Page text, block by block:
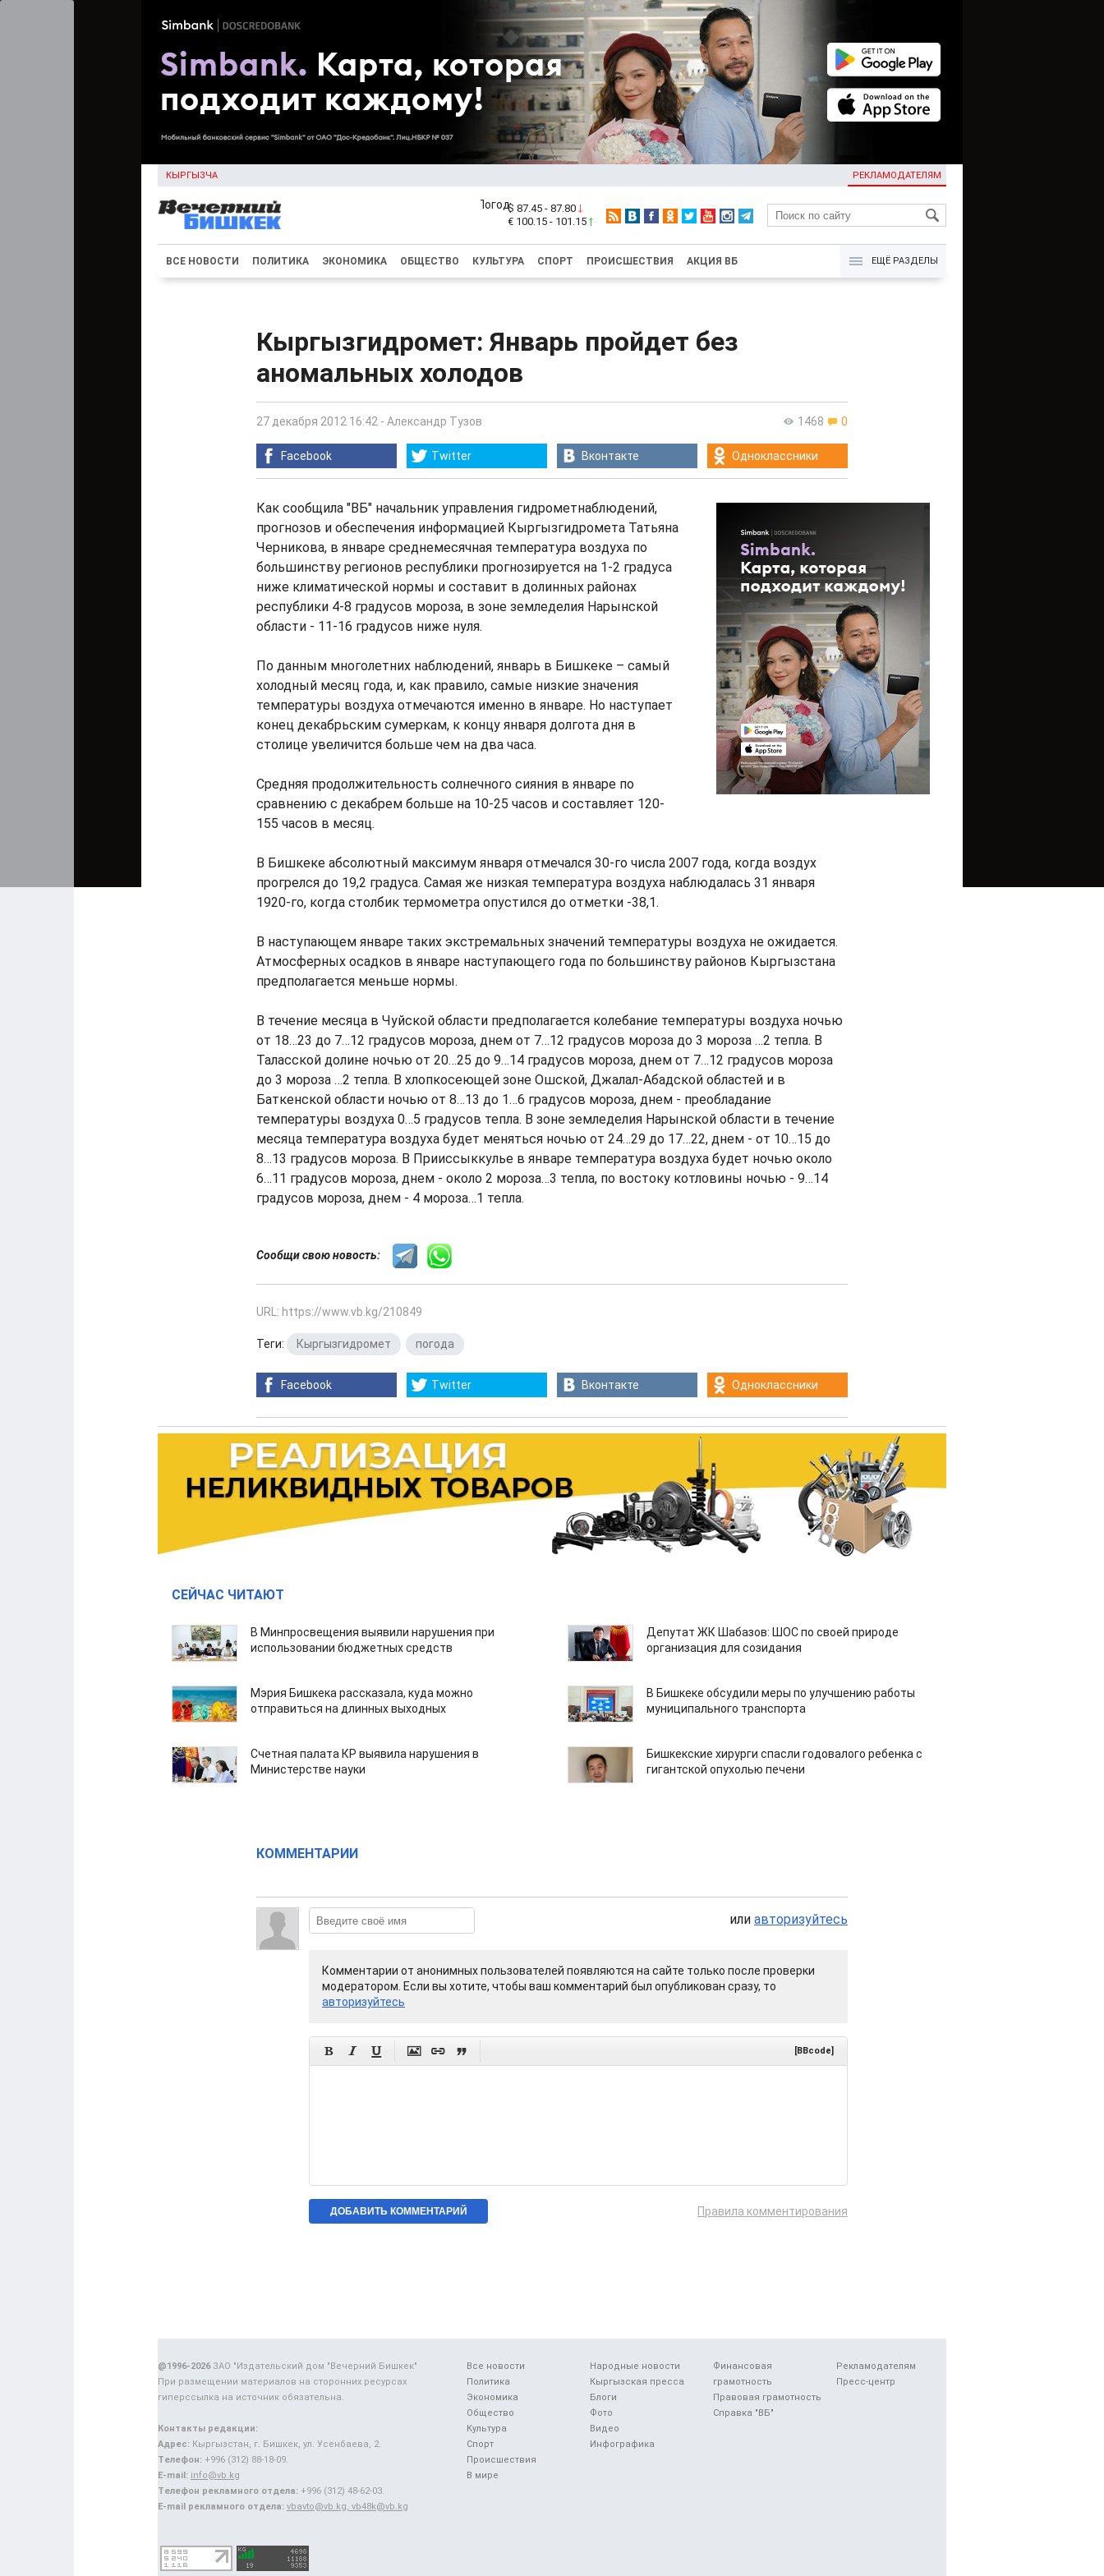
КЫРГЫЗЧА РЕКЛАМОДАТЕЛЯМ
KG
$ 87.45 - 87.80
€ 100.15 - 101.15
ВСЕ НОВОСТИ ПОЛИТИКА ЭКОНОМИКА ОБЩЕСТВО КУЛЬТУРА СПОРТ ПРОИСШЕСТВИЯ АКЦИЯ ВБ ЕЩЁ РАЗДЕЛЫ
Кыргызгидромет: Январь пройдет без
аномальных холодов
1468 0
27 декабря 2012 16:42 - Александр Тузов
Facebook Twitter Вконтакте Одноклассники
Как сообщила "ВБ" начальник управления гидрометнаблюдений,
прогнозов и обеспечения информацией Кыргызгидромета Татьяна
Черникова, в январе среднемесячная температура воздуха по
большинству регионов республики прогнозируется на 1-2 градуса
ниже климатической нормы и составит в долинных районах
республики 4-8 градусов мороза, в зоне земледелия Нарынской
области - 11-16 градусов ниже нуля.
По данным многолетних наблюдений, январь в Бишкеке – самый
холодный месяц года, и, как правило, самые низкие значения
температуры воздуха отмечаются именно в январе. Но наступает
конец декабрьским сумеркам, к концу января долгота дня в
столице увеличится больше чем на два часа.
Средняя продолжительность солнечного сияния в январе по
сравнению с декабрем больше на 10-25 часов и составляет 120-
155 часов в месяц.
В Бишкеке абсолютный максимум января отмечался 30-го числа 2007 года, когда воздух
прогрелся до 19,2 градуса. Самая же низкая температура воздуха наблюдалась 31 января
1920-го, когда столбик термометра опустился до отметки -38,1.
В наступающем январе таких экстремальных значений температуры воздуха не ожидается.
Атмосферных осадков в январе наступающего года по большинству районов Кыргызстана
предполагается меньше нормы.
В течение месяца в Чуйской области предполагается колебание температуры воздуха ночью
от 18…23 до 7…12 градусов мороза, днем от 7…12 градусов мороза до 3 мороза …2 тепла. В
Таласской долине ночью от 20…25 до 9…14 градусов мороза, днем от 7…12 градусов мороза
до 3 мороза …2 тепла. В хлопкосеющей зоне Ошской, Джалал-Абадской областей и в
Баткенской области ночью от 8…13 до 1…6 градусов мороза, днем - преобладание
температуры воздуха 0…5 градусов тепла. В зоне земледелия Нарынской области в течение
месяца температура воздуха будет меняться ночью от 24…29 до 17…22, днем - от 10…15 до
8…13 градусов мороза. В Прииссыккулье в январе температура воздуха будет ночью около
6…11 градусов мороза, днем - около 2 мороза…3 тепла, по востоку котловины ночью - 9…14
градусов мороза, днем - 4 мороза…1 тепла.
Сообщи свою новость:
URL: https://www.vb.kg/210849
Теги: Кыргызгидромет погода
Facebook Twitter Вконтакте Одноклассники
СЕЙЧАС ЧИТАЮТ
В Минпросвещения выявили нарушения при
использовании бюджетных средств
Депутат ЖК Шабазов: ШОС по своей природе
организация для созидания
Мэрия Бишкека рассказала, куда можно
отправиться на длинных выходных
В Бишкеке обсудили меры по улучшению работы
муниципального транспорта
Счетная палата КР выявила нарушения в
Министерстве науки
Бишкекские хирурги спасли годовалого ребенка с
гигантской опухолью печени
КОММЕНТАРИИ
или авторизуйтесь
Комментарии от анонимных пользователей появляются на сайте только после проверки
модератором. Если вы хотите, чтобы ваш комментарий был опубликован сразу, то
авторизуйтесь
      [BBcode]
Правила комментирования
Все новости
Политика
Экономика
Общество
Культура
Спорт
Происшествия
В мире
Народные новости
Кыргызская пресса
Блоги
Фото
Видео
Инфографика
Финансовая
грамотность
Правовая грамотность
Справка "ВБ"
Рекламодателям
Пресс-центр
@1996-2026ЗАО "Издательский дом "Вечерний Бишкек"
При размещении материалов на сторонних ресурсах
гиперссылка на источник обязательна.
Контакты редакции:
Адрес: Кыргызстан, г. Бишкек, ул. Усенбаева, 2.
Телефон: +996 (312) 88-18-09.
E-mail: info@vb.kg
Телефон рекламного отдела: +996 (312) 48-62-03.
E-mail рекламного отдела: vbavto@vb.kg, vb48k@vb.kg